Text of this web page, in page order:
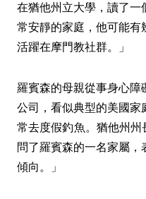
在猶他州立大學，讀了
常安靜的家庭，他可能
活躍在摩門教社群。」
羅賓森的母親從事身心
公司，看似典型的美國家
常去度假釣魚。猶他州
問了羅賓森的一名家屬
傾向。」